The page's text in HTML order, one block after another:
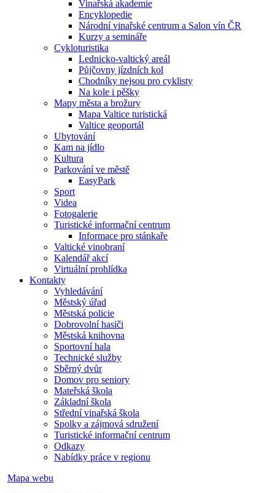
Vinařská akademie
Encyklopedie
Národní vinařské centrum a Salon vín ČR
Kurzy a semináře
Cykloturistika
Lednicko-valtický areál
Půjčovny jízdních kol
Chodníky nejsou pro cyklisty
Na kole i pěšky
Mapy města a brožury
Mapa Valtice turistická
Valtice geoportál
Ubytování
Kam na jídlo
Kultura
Parkování ve městě
EasyPark
Sport
Videa
Fotogalerie
Turistické informační centrum
Informace pro stánkaře
Valtické vinobraní
Kalendář akcí
Virtuální prohlídka
Kontakty
Vyhledávání
Městský úřad
Městská policie
Dobrovolní hasiči
Městská knihovna
Sportovní hala
Technické služby
Sběrný dvůr
Domov pro seniory
Mateřská škola
Základní škola
Střední vinařská škola
Spolky a zájmová sdružení
Turistické informační centrum
Odkazy
Nabídky práce v regionu
Mapa webu